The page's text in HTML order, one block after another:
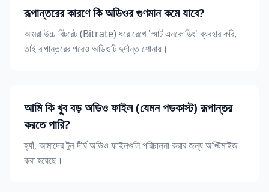
রূপান্তরের কারণে কি অডিওর গুণমান কমে যাবে?
আমরা উচ্চ বিটরেট (Bitrate) ধরে রেখে 'স্মার্ট এনকোডিং' ব্যবহার করি,
তাই রূপান্তরের পরেও অডিওটি দুর্দান্ত শোনায়।
আমি কি খুব বড় অডিও ফাইল (যেমন পডকাস্ট) রূপান্তর
করতে পারি?
হ্যাঁ, আমাদের টুল দীর্ঘ অডিও ফাইলগুলি পরিচালনা করার জন্য অপ্টিমাইজ
করা হয়েছে।